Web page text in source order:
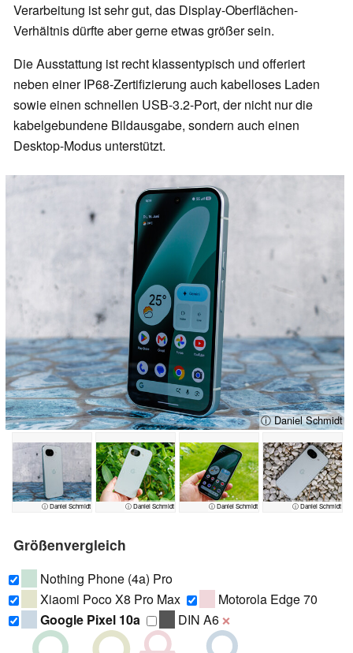
Verarbeitung ist sehr gut, das Display-Oberflächen-
Verhältnis dürfte aber gerne etwas größer sein.
Die Ausstattung ist recht klassentypisch und offeriert
neben einer IP68-Zertifizierung auch kabelloses Laden
sowie einen schnellen USB-3.2-Port, der nicht nur die
kabelgebundene Bildausgabe, sondern auch einen
Desktop-Modus unterstützt.
ⓘ Daniel Schmidt
ⓘ Daniel Schmidt ⓘ Daniel Schmidt ⓘ Daniel Schmidt ⓘ Daniel Schmidt
Größenvergleich
Nothing Phone (4a) Pro
Xiaomi Poco X8 Pro Max
Motorola Edge 70
Google Pixel 10a
DIN A6 ❌